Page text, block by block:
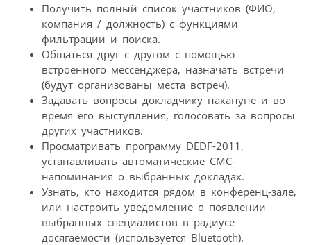
Получить полный список участников (ФИО,
компания / должность) с функциями
фильтрации и поиска.
Общаться друг с другом с помощью
встроенного мессенджера, назначать встречи
(будут организованы места встреч).
Задавать вопросы докладчику накануне и во
время его выступления, голосовать за вопросы
других участников.
Просматривать программу DEDF-2011,
устанавливать автоматические СМС-
напоминания о выбранных докладах.
Узнать, кто находится рядом в конференц-зале,
или настроить уведомление о появлении
выбранных специалистов в радиусе
досягаемости (используется Bluetooth).